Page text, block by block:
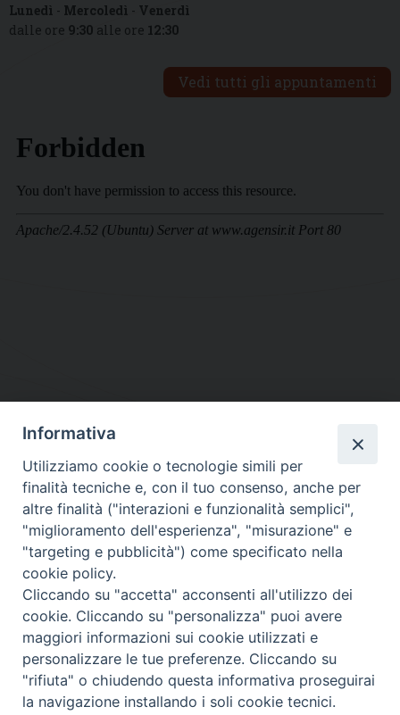
Lunedì - Mercoledì - Venerdì
dalle ore 9:30 alle ore 12:30
Vedi tutti gli appuntamenti
DIOCESI SUBURBICARIA DI ALBANO
Contatti:Tel.: 06.93268401 - Fax.: 06.9323844
E-mail:curia@diocesidialbano.it
Orari: dal Lunedì al Venerdì Ore: 9:00 - 13:00
Lunedì, Mercoledì e Venerdì, Ore 9:30 - 12:30
Diocesi Suburbicaria di Albano
Copyright © 2021
Informativa
Utilizziamo cookie o tecnologie simili per
finalità tecniche e, con il tuo consenso, anche per
altre finalità ("interazioni e funzionalità semplici",
"miglioramento dell'esperienza", "misurazione" e
"targeting e pubblicità") come specificato nella
cookie policy.
Cliccando su "accetta" acconsenti all'utilizzo dei
cookie. Cliccando su "personalizza" puoi avere
maggiori informazioni sui cookie utilizzati e
personalizzare le tue preferenze. Cliccando su
"rifiuta" o chiudendo questa informativa proseguirai
la navigazione installando i soli cookie tecnici.